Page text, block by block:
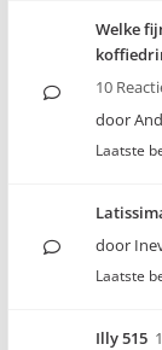
Welke
10
door
Laatste
door
Laatste
Illy 515